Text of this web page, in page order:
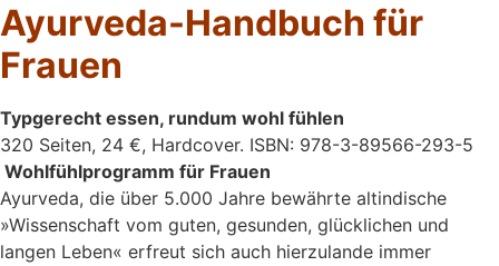
Ayurveda-Handbuch für
Frauen
Typgerecht essen, rundum wohl fühlen
320 Seiten, 24 €, Hardcover. ISBN: 978-3-89566-293-5
Wohlfühlprogramm für Frauen
Ayurveda, die über 5.000 Jahre bewährte altindische
»Wissenschaft vom guten, gesunden, glücklichen und
langen Leben« erfreut sich auch hierzulande immer